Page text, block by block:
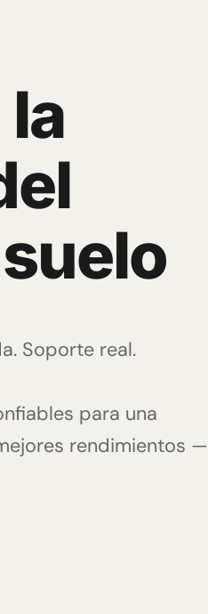
Soporte real.
para una
rendimientos —